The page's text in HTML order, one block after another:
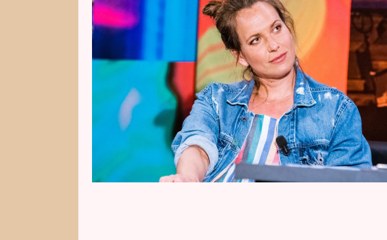
hráček se ale s tenisem loučí těžko, miminko však s
přivítali s nadšením.